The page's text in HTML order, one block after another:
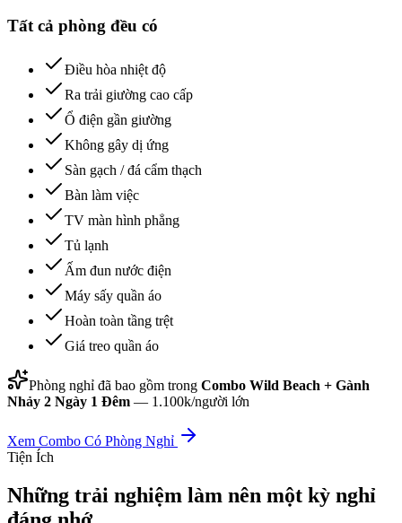
Tất cả phòng đều có
Điều hòa nhiệt độ
Ra trải giường cao cấp
Ổ điện gần giường
Không gây dị ứng
Sàn gạch / đá cẩm thạch
Bàn làm việc
TV màn hình phẳng
Tủ lạnh
Ấm đun nước điện
Máy sấy quần áo
Hoàn toàn tầng trệt
Giá treo quần áo
Phòng nghỉ đã bao gồm trong Combo Wild Beach + Gành
Nhảy 2 Ngày 1 Đêm — 1.100k/người lớn
Xem Combo Có Phòng Nghỉ
Tiện Ích
Những trải nghiệm làm nên một kỳ nghỉ